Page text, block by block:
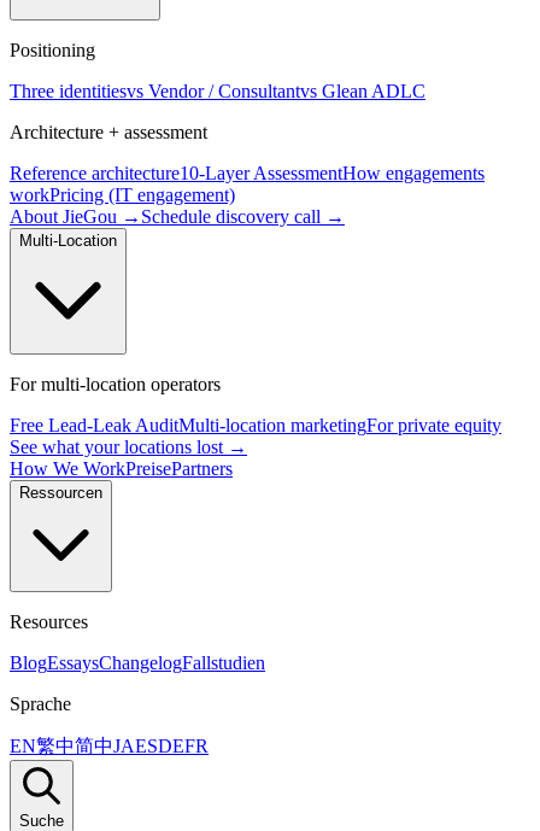
Positioning
Three identitiesvs Vendor / Consultantvs Glean ADLC
Architecture + assessment
Reference architecture10-Layer AssessmentHow engagements
workPricing (IT engagement)
About JieGou → Schedule discovery call →
Multi-Location
For multi-location operators
Free Lead-Leak AuditMulti-location marketingFor private equity
See what your locations lost →
How We WorkPreisePartners
Ressourcen
Resources
BlogEssaysChangelogFallstudien
Sprache
EN繁中简中JAESDEFR
Suche